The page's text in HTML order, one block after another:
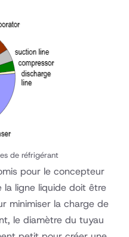
de réfrigérant
pour le concepteur
la ligne liquide doit être
minimiser la charge de
le diamètre du tuyau